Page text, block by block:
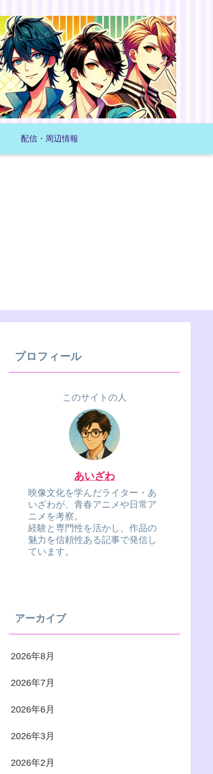
配信・周辺情報
プロフィール
このサイトの人
あいざわ
映像文化を学んだライター・あ
いざわが、青春アニメや日常ア
ニメを考察。
経験と専門性を活かし、作品の
魅力を信頼性ある記事で発信し
ています。
アーカイブ
2026年8月
2026年7月
2026年6月
2026年3月
2026年2月